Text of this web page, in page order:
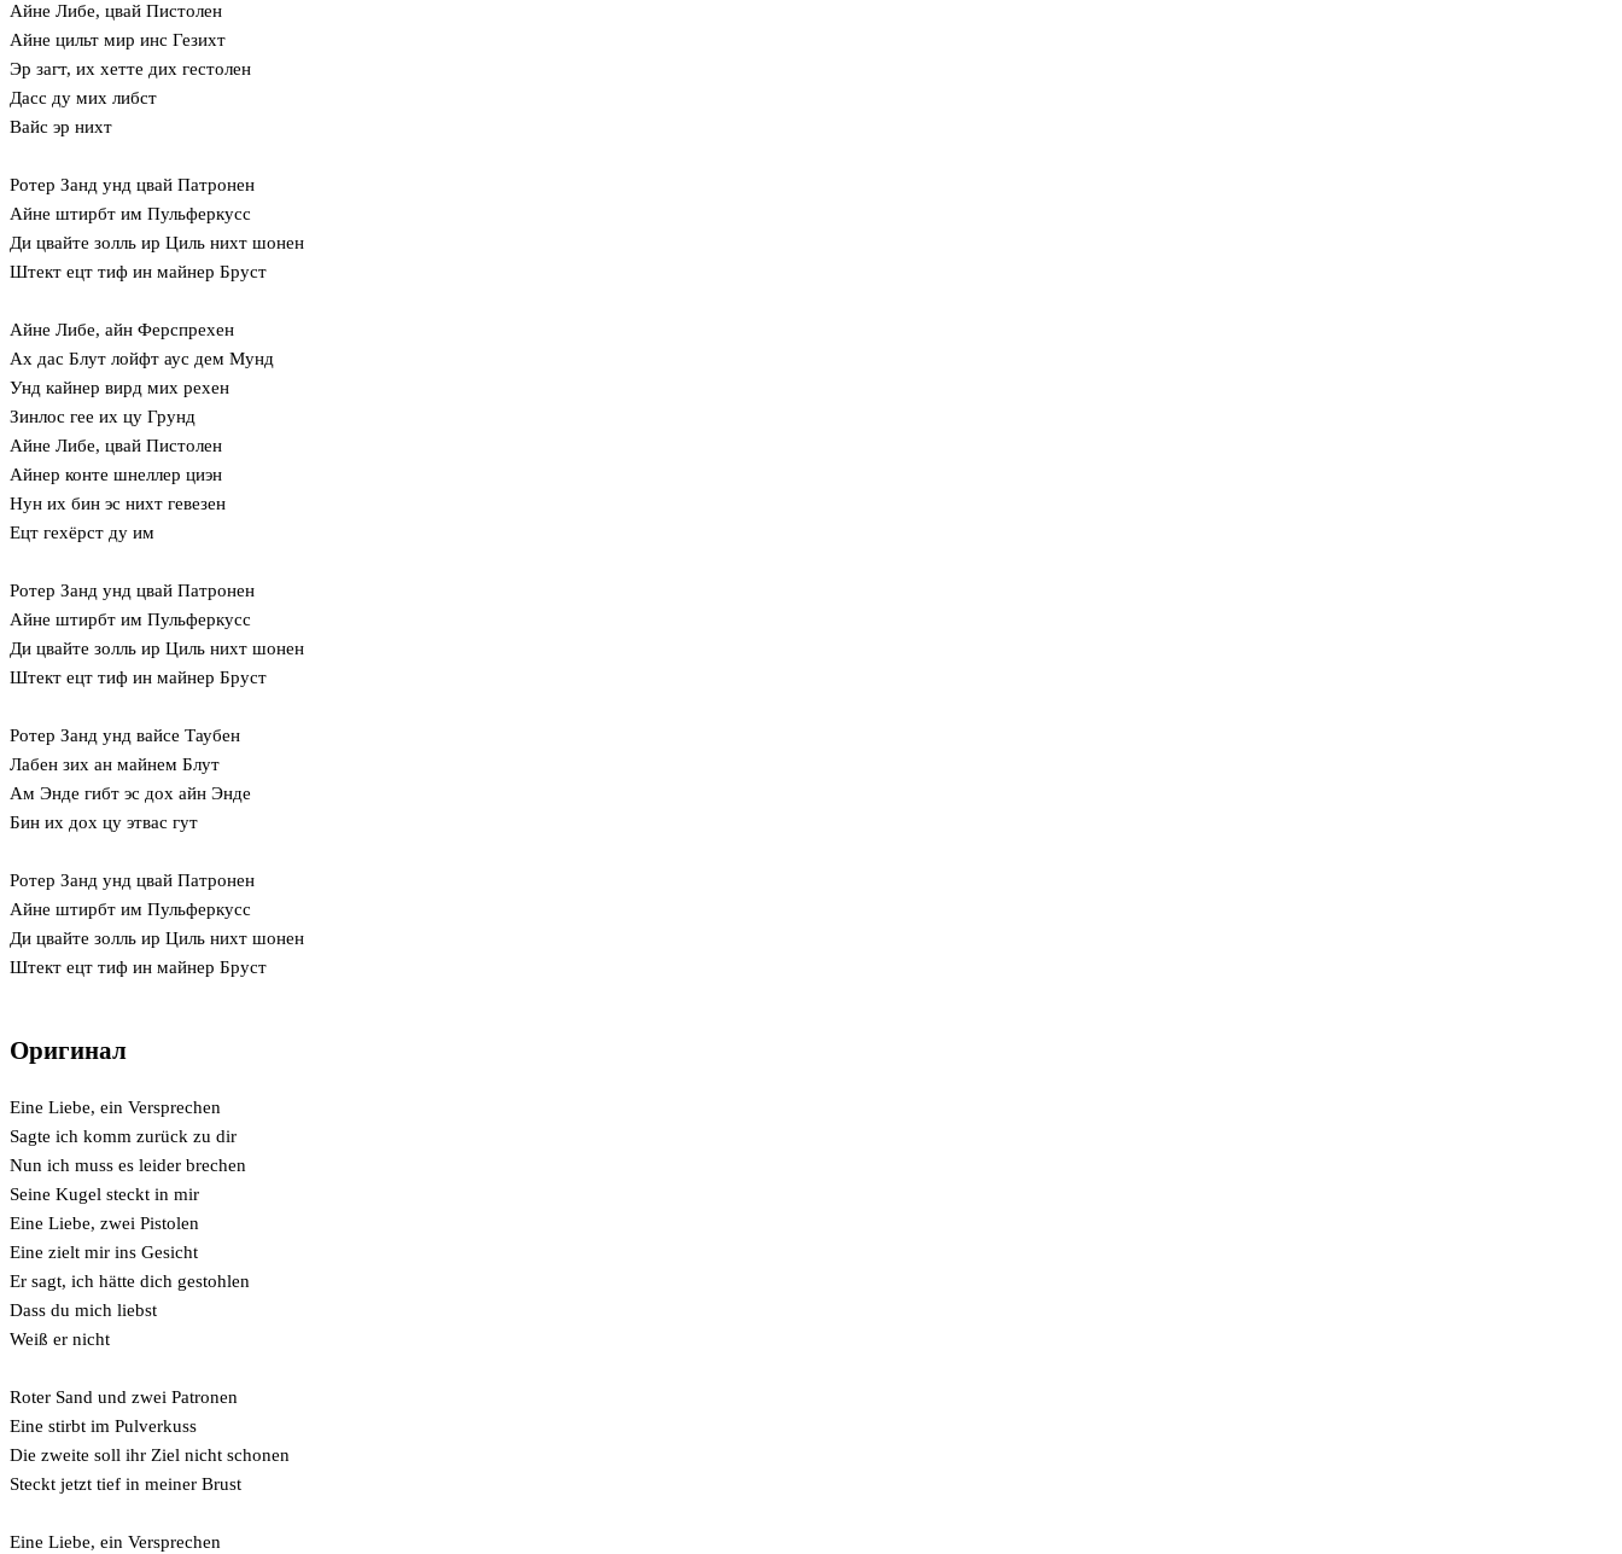
Айне Либе, цвай Пистолен
Айне цильт мир инс Гезихт
Эр загт, их хетте дих гестолен
Дасс ду мих либст
Вайс эр нихт
Ротер Занд унд цвай Патронен
Айне штирбт им Пульферкусс
Ди цвайте золль ир Циль нихт шонен
Штект ецт тиф ин майнер Бруст
Айне Либе, айн Ферспрехен
Ах дас Блут лойфт аус дем Мунд
Унд кайнер вирд мих рехен
Зинлос гее их цу Грунд
Айне Либе, цвай Пистолен
Айнер конте шнеллер циэн
Нун их бин эс нихт гевезен
Ецт гехёрст ду им
Ротер Занд унд цвай Патронен
Айне штирбт им Пульферкусс
Ди цвайте золль ир Циль нихт шонен
Штект ецт тиф ин майнер Бруст
Ротер Занд унд вайсе Таубен
Лабен зих ан майнем Блут
Ам Энде гибт эс дох айн Энде
Бин их дох цу этвас гут
Ротер Занд унд цвай Патронен
Айне штирбт им Пульферкусс
Ди цвайте золль ир Циль нихт шонен
Штект ецт тиф ин майнер Бруст
Оригинал
Eine Liebe, ein Versprechen
Sagte ich komm zurück zu dir
Nun ich muss es leider brechen
Seine Kugel steckt in mir
Eine Liebe, zwei Pistolen
Eine zielt mir ins Gesicht
Er sagt, ich hätte dich gestohlen
Dass du mich liebst
Weiß er nicht
Roter Sand und zwei Patronen
Eine stirbt im Pulverkuss
Die zweite soll ihr Ziel nicht schonen
Steckt jetzt tief in meiner Brust
Eine Liebe, ein Versprechen